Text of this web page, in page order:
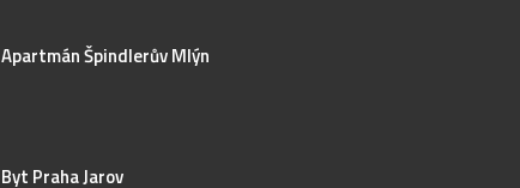
Apartmán Špindlerův Mlýn
Byt Praha Jarov